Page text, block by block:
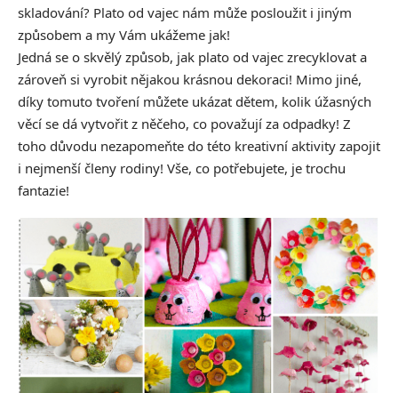
skladování? Plato od vajec nám může posloužit i jiným
způsobem a my Vám ukážeme jak!
Jedná se o skvělý způsob, jak plato od vajec zrecyklovat a
zároveň si vyrobit nějakou krásnou dekoraci! Mimo jiné,
díky tomuto tvoření můžete ukázat dětem, kolik úžasných
věcí se dá vytvořit z něčeho, co považují za odpadky! Z
toho důvodu nezapomeňte do této kreativní aktivity zapojit
i nejmenší členy rodiny! Vše, co potřebujete, je trochu
fantazie!